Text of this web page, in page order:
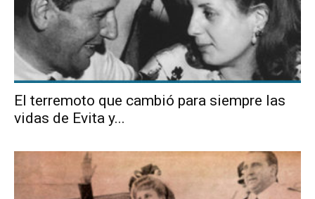
El terremoto que cambió para siempre las
vidas de Evita y...